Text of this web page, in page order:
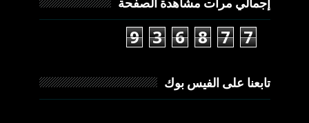
إجمالي مرات مشاهدة الصفحة
9 3 6 8 7 7
تابعنا على الفيس بوك